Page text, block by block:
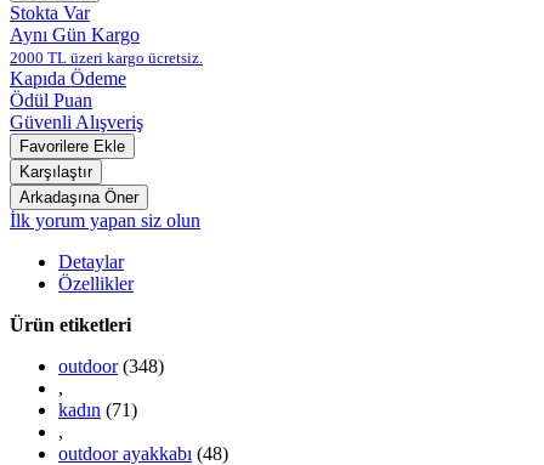
Stokta Var
Aynı Gün Kargo
2000 TL üzeri kargo ücretsiz.
Kapıda Ödeme
Ödül Puan
Güvenli Alışveriş
İlk yorum yapan siz olun
Detaylar
Özellikler
Ürün etiketleri
outdoor (348)
,
kadın (71)
,
outdoor ayakkabı (48)